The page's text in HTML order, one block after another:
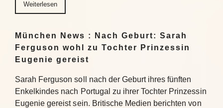
Weiterlesen
München News : Nach Geburt: Sarah
Ferguson wohl zu Tochter Prinzessin
Eugenie gereist
Sarah Ferguson soll nach der Geburt ihres fünften
Enkelkindes nach Portugal zu ihrer Tochter Prinzessin
Eugenie gereist sein. Britische Medien berichten von